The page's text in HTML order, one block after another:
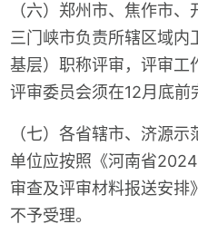
（六）郑州市、焦作市
三门峡市负责所辖区域内
基层）职称评审，评审工
评审委员会须在12月底前
（七）各省辖市、济源
单位应按照《河南省
审查及评审材料报送安排
不予受理。